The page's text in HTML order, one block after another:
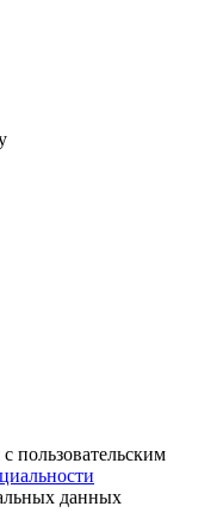
пользовательским
данных